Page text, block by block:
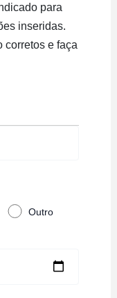
para
inseridas.
corretos e faça
Outro